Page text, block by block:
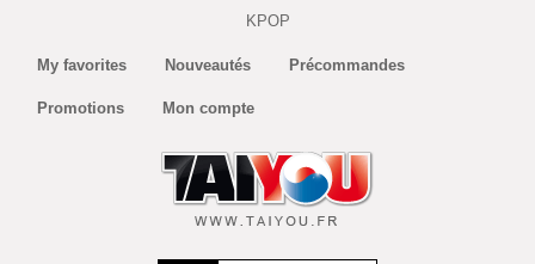
KPOP
My favorites Nouveautés Précommandes
Promotions Mon compte